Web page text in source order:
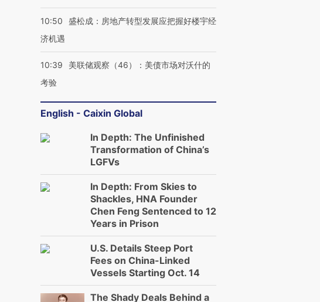
10:50
盛松成：房地产转型发展应把握好楼宇经
济机遇
10:39
美联储观察（46）：美债市场对沃什的
考验
English - Caixin Global
In Depth: The Unfinished
Transformation of China’s
LGFVs
In Depth: From Skies to
Shackles, HNA Founder
Chen Feng Sentenced to 12
Years in Prison
U.S. Details Steep Port
Fees on China-Linked
Vessels Starting Oct. 14
The Shady Deals Behind a